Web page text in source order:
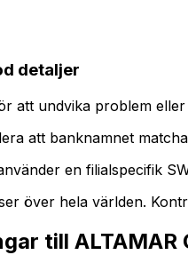
detaljer
att undvika problem
att banknamnet
en filialspecifik
över hela världen.
till ALTAMAR